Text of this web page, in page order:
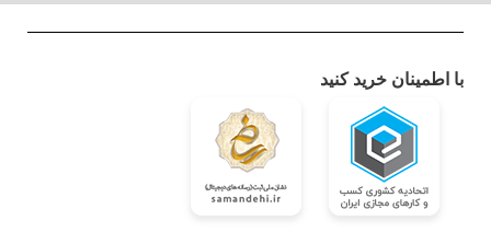
با اطمینان خرید کنید